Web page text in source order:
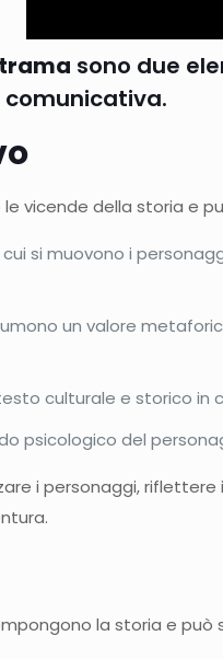
sono due
vicende della storia e
cui si muovono i
un valore
culturale e storico in
psicologico del
i personaggi,
la storia e può